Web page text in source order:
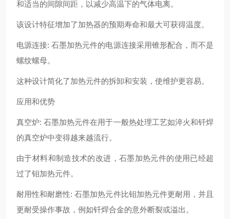
和适当的间隙间距，以减少高温下的气体电离。
该设计特征增加了加热器的预期寿命和最大可获得温度。
电源连接: 石墨加热元件的电源连接采用锥形配合，而不是
螺纹螺母。
这种设计简化了加热元件的拆卸和安装，使维护更容易。
应用和优势
真空炉: 石墨加热元件在用于一般热处理工艺如淬火和钎焊
的真空炉中变得越来越流行。
由于材料和制造技术的改进，石墨加热元件的使用已经超
过了钼加热元件。
耐用性和耐磨性: 石墨加热元件比钼加热元件更耐用，并且
更耐受操作事故，例如钎焊合金的意外断裂或溢出。